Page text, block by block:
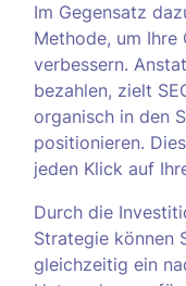
Im Gegensatz
Methode, um
verbessern.
bezahlen, zielt
organisch in den
positionieren.
jeden Klick auf
Durch die
Strategie können
gleichzeitig ein